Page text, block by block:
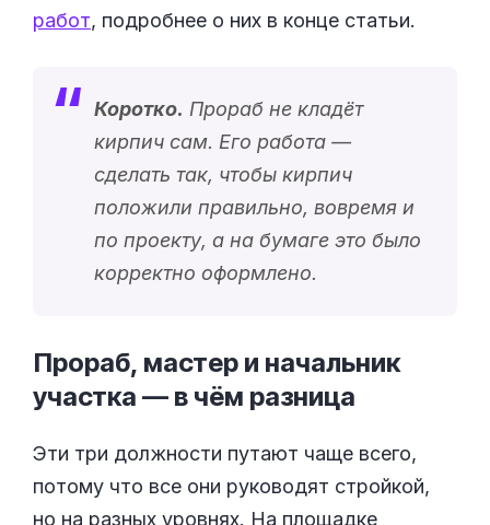
работ, подробнее о них в конце статьи.
Коротко. Прораб не кладёт
кирпич сам. Его работа —
сделать так, чтобы кирпич
положили правильно, вовремя и
по проекту, а на бумаге это было
корректно оформлено.
Прораб, мастер и начальник
участка — в чём разница
Эти три должности путают чаще всего,
потому что все они руководят стройкой,
но на разных уровнях. На площадке